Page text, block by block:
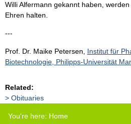
Willi Alfermann gekannt haben,
Ehren halten.
---
Prof. Dr. Maike Petersen, Institut für
Biotechnologie, Philipps-Universität
Related:
Obituaries
You're here: Home